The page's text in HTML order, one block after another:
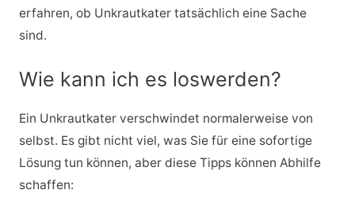
erfahren, ob Unkrautkater tatsächlich eine Sache
sind.
Wie kann ich es loswerden?
Ein Unkrautkater verschwindet normalerweise von
selbst. Es gibt nicht viel, was Sie für eine sofortige
Lösung tun können, aber diese Tipps können Abhilfe
schaffen: